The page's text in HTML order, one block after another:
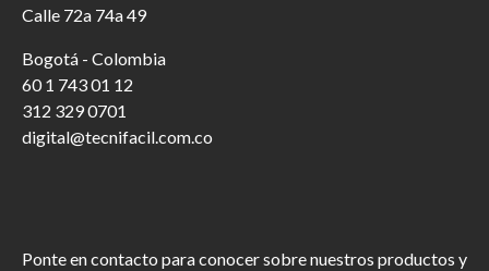
Calle 72a 74a 49
Bogotá - Colombia
60 1 743 01 12
312 329 0701
digital@tecnifacil.com.co
Ponte en contacto para conocer sobre nuestros productos y